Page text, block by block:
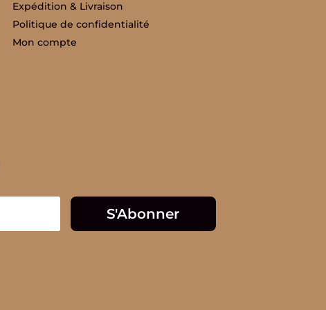
Expédition & Livraison
Politique de confidentialité
Mon compte
S'Abonner